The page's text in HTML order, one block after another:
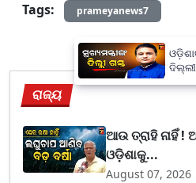
Tags:
prameyanews7
ରାଜ୍ୟ
ଆଉ ତ୍ରାହି ନାହିଁ !
ଓଡ଼ିଶାକୁ...
August 07, 2026